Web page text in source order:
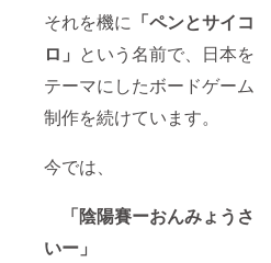
それを機に 「ペンとサイコ
ロ」 という名前で、日本を
テーマにしたボードゲーム
制作を続けています。
今では、
「陰陽賽ーおんみょうさ
いー」